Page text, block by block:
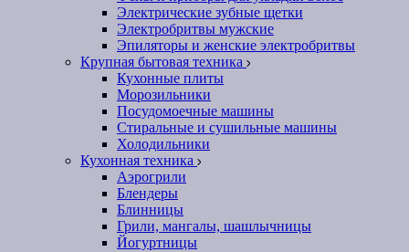
Электрические зубные щетки
Электробритвы мужские
Эпиляторы и женские электробритвы
Крупная бытовая техника
Кухонные плиты
Морозильники
Посудомоечные машины
Стиральные и сушильные машины
Холодильники
Кухонная техника
Аэрогрили
Блендеры
Блинницы
Грили, мангалы, шашлычницы
Йогуртницы